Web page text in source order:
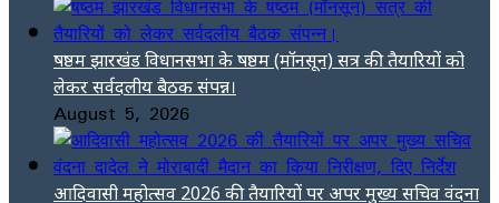
षष्ठम झारखंड विधानसभा के षष्ठम (मॉनसून) सत्र की तैयारियों को
लेकर सर्वदलीय बैठक संपन्न।
August 5, 2026
आदिवासी महोत्सव 2026 की तैयारियों पर अपर मुख्य सचिव वंदना